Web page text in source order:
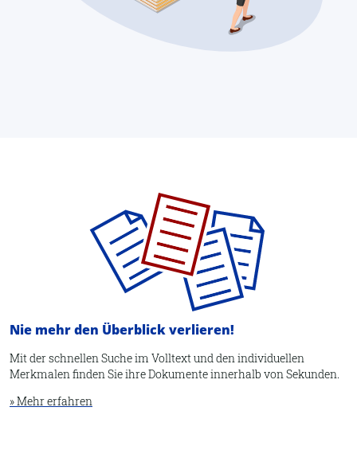
Nie mehr den Überblick verlieren!
Mit der schnellen Suche im Volltext und den individuellen
Merkmalen finden Sie ihre Dokumente innerhalb von Sekunden.
» Mehr erfahren